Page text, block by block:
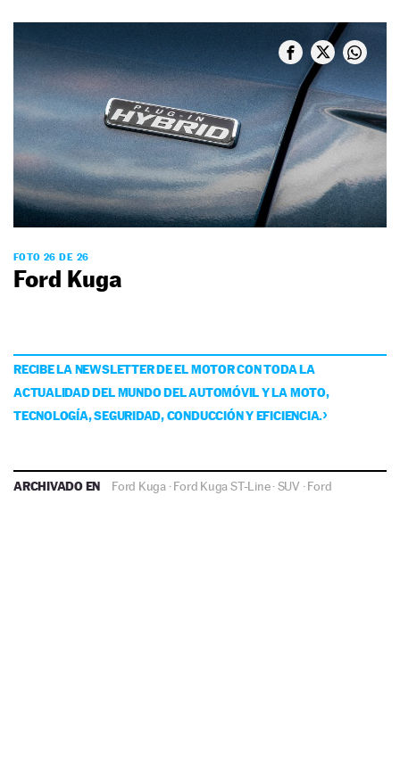
FOTO 26 DE 26
Ford Kuga
RECIBE LA NEWSLETTER DE EL MOTOR CON TODA LA
ACTUALIDAD DEL MUNDO DEL AUTOMÓVIL Y LA MOTO,
TECNOLOGÍA, SEGURIDAD, CONDUCCIÓN Y EFICIENCIA.
ARCHIVADO EN Ford Kuga·Ford Kuga ST-Line·SUV ·Ford